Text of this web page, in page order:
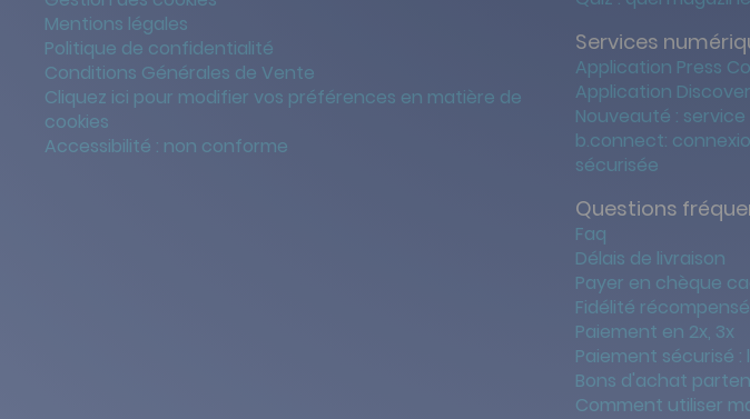
Mentions légales
Politique de confidentialité
Conditions Générales de Vente
Cliquez ici pour modifier vos préférences en matière de
cookies
Accessibilité : non conforme
Services
Application Press
Application
Nouveauté :
b.connect:
sécurisée
Questions
Faq
Délais de livraison
Payer en chèque
Fidélité
Paiement en 2x, 3x
Paiement sécurisé :
Bons d'achat
Comment utiliser